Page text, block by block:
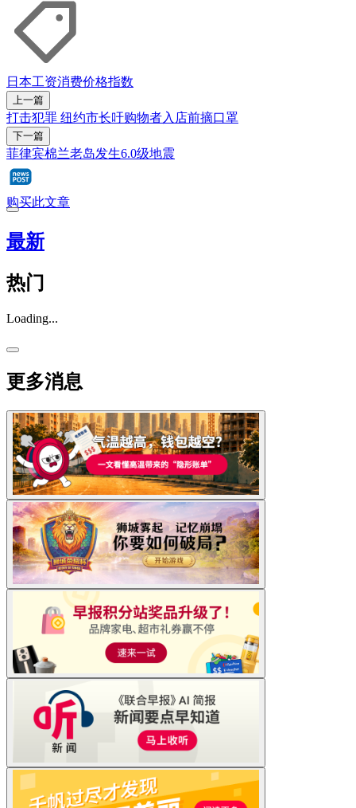
日本工资消费价格指数
上一篇
打击犯罪 纽约市长吁购物者入店前摘口罩
下一篇
菲律宾棉兰老岛发生6.0级地震
购买此文章
最新
热门
Loading...
更多消息